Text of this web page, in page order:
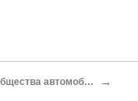
Первые шаги «Общества автомобилей Форда» →